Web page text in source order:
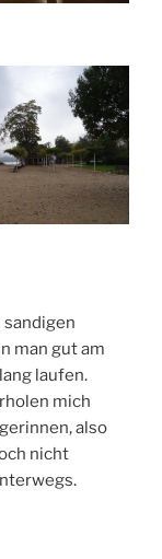
man gut am
laufen.
mich
also
nicht